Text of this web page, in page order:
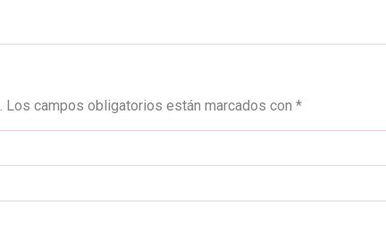
Los campos obligatorios están marcados con *